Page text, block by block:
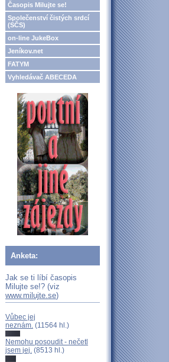
Časopis Milujte se!
Společenství čistých srdcí
(SČS)
on-line JukeBox
Jeníkov.net
FATYM
Vyhledávač ABECEDA
Anketa:
Jak se ti líbí časopis
Milujte se!? (viz
www.milujte.se)
Vůbec jej
neznám. (11564 hl.)
Nemohu posoudit - nečetl
jsem jej. (8513 hl.)